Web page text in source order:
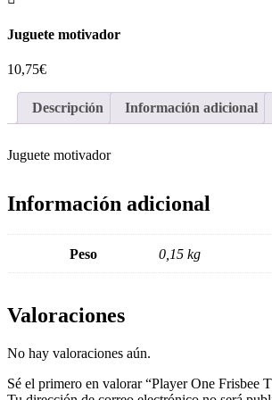
Juguete motivador
10,75€
Descripción Información adicional
Juguete motivador
Información adicional
Peso 0,15 kg
Valoraciones
No hay valoraciones aún.
Sé el primero en valorar “Player One Frisbee